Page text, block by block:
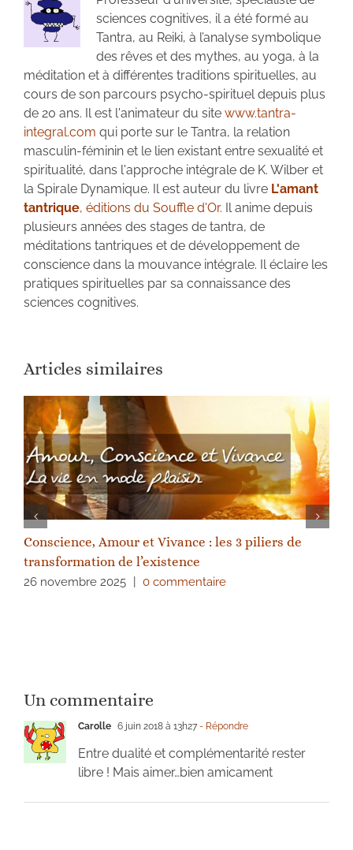
sciences cognitives, il a été formé au
Tantra, au Reiki, à l’analyse symbolique
des rêves et des mythes, au yoga, à la
méditation et à différentes traditions spirituelles, au
cours de son parcours psycho-spirituel depuis plus
de 20 ans. Il est l'animateur du site www.tantra-
integral.com qui porte sur le Tantra, la relation
masculin-féminin et le lien existant entre sexualité et
spiritualité, dans l'approche intégrale de K. Wilber et
la Spirale Dynamique. Il est auteur du livre L'amant
tantrique, éditions du Souffle d'Or. Il anime depuis
plusieurs années des stages de tantra, de
méditations tantriques et de développement de
conscience dans la mouvance intégrale. Il éclaire les
pratiques spirituelles par sa connaissance des
sciences cognitives.
Articles similaires
Conscience, Amour et Vivance : les 3 piliers de
transformation de l’existence
26 novembre 2025 0 commentaire
Un commentaire
Carolle 6 juin 2018 à 13h27 - Répondre
Entre dualité et complémentarité rester
libre ! Mais aimer…bien amicament